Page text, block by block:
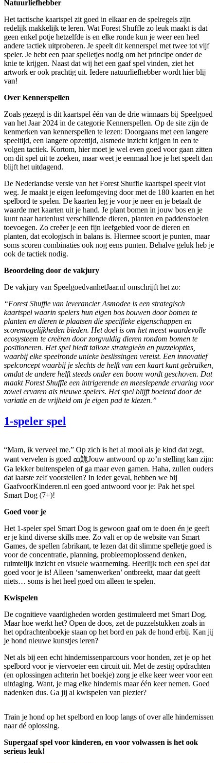
Natuurliefhebber
Het tactische kaartspel zit goed in elkaar en de spelregels zijn
redelijk makkelijk te leren. Wat Forest Shuffle zo leuk maakt is dat
geen enkel potje hetzelfde is en elke ronde kun je weer een heel
andere tactiek uitproberen. Je speelt dit kennerspel met twee tot vijf
speler. Je hebt een paar spelletjes nodig om het principe onder de
knie te krijgen. Naast dat wij het een gaaf spel vinden, ziet het
artwork er ook prachtig uit. Iedere natuurliefhebber wordt hier blij
van!
Over Kennerspellen
Zoals gezegd is dit kaartspel één van de drie winnaars bij Speelgoed
van het Jaar 2024 in de categorie Kennerspellen. Op de site zijn de
kenmerken van kennerspellen te lezen: Doorgaans met een langere
speeltijd, een langere opzettijd, alsmede inzicht krijgen in een te
volgen tactiek. Kortom, hier moet je wel even goed voor gaan zitten
om dit spel uit te zoeken, maar weet je eenmaal hoe je het speelt dan
blijft het uitdagend.
De Nederlandse versie van het Forest Shuffle kaartspel speelt vlot
weg. Je maakt je eigen leefomgeving door met de 180 kaarten en het
spelbord te spelen. De kaarten leg je voor je neer en je betaalt de
waarde met kaarten uit je hand. Je plant bomen in jouw bos en je
kunt naar hartenlust verschillende dieren, planten en paddenstoelen
toevoegen. Zo creëer je een fijn leefgebied voor de dieren en
planten, dat ecologisch in balans is. Hiermee scoort je punten, maar
soms scoren combinaties ook nog eens punten. Behalve geluk heb je
ook de tactiek nodig.
Beoordeling door de vakjury
De vakjury van SpeelgoedvanhetJaar.nl omschrijft het zo:
“Forest Shuffle van leverancier Asmodee is een strategisch
kaartspel waarin spelers hun eigen bos bouwen door bomen te
planten en dieren te plaatsen die specifieke eigenschappen en
scoremogelijkheden bieden. Het doel is om het meest waardevolle
ecosysteem te creëren door zorgvuldig dieren rondom bomen te
positioneren. Het spel biedt talloze strategieën en puzzelopties,
waarbij elke speelronde unieke beslissingen vereist. Een innovatief
spelconcept waarbij je slechts de helft van een kaart kunt gebruiken,
omdat de andere helft steeds onder een boom wordt geschoven. Dat
maakt Forest Shuffle een intrigerende en meeslepende ervaring voor
zowel ervaren als nieuwe spelers. Het spel blijft boeiend door de
variatie en de vrijheid om je eigen pad te kiezen.”
1-speler spel
“Mam, ik verveel me.” Op zich is het al mooi als je kind dat zegt,
want vervelen is goed ߘ鮠Jouw antwoord op zo’n stelling kan zijn:
Ga lekker buitenspelen of ga maar even gamen. Haha, zullen ouders
dat laatste zelf voorstellen? In ieder geval, hebben we bij
GaafvoorKinderen.nl een goed antwoord voor je: Pak het spel
Smart Dog (7+)!
Goed voor je
Het 1-speler spel Smart Dog is gewoon gaaf om te doen én je geeft
er je kind diverse skills mee. Zo valt er op de website van Smart
Games, de spellen fabrikant, te lezen dat dit slimme spelletje goed is
voor de concentratie, planning, probleemoplossend denken,
ruimtelijk inzicht en visuele waarneming. Heerlijk toch een spel dat
goed voor je is! Alleen ‘samenwerken’ ontbreekt, maar dat geeft
niets… soms is het heel goed om alleen te spelen.
Kwispelen
De cognitieve vaardigheden worden gestimuleerd met Smart Dog.
Maar hoe werkt het? Open de doos, zet de puzzelstukken zoals in
het opdrachtenboekje staan op het bord en pak de hond erbij. Kan jij
je hond nieuwe kunstjes leren?
Net als bij een echt hindernissenparcours voor honden, zet je op het
spelbord voor je viervoeter een circuit uit. Met de zestig opdrachten
(en oplossingen achterin het boekje) zorg je elke keer weer voor een
uitdaging. Want, je mag elke hindernis maar één keer nemen. Goed
nadenken dus. Ga jij al kwispelen van plezier?
Train je hond op het spelbord en loop langs of over alle hindernissen
naar dé oplossing.
Supergaaf spel voor kinderen, en voor volwassen is het ook
serieus leuk!